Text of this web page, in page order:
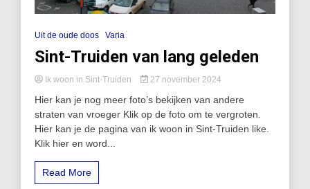
Uit de oude doos Varia
Sint-Truiden van lang geleden
Ik woon in Sint-Truiden 27 november 2024
Hier kan je nog meer foto’s bekijken van andere
straten van vroeger Klik op de foto om te vergroten.
Hier kan je de pagina van ik woon in Sint-Truiden like.
Klik hier en word...
Read More